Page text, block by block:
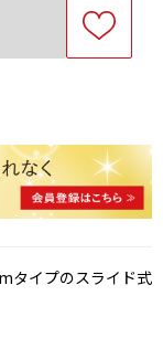
タイプのスライド式